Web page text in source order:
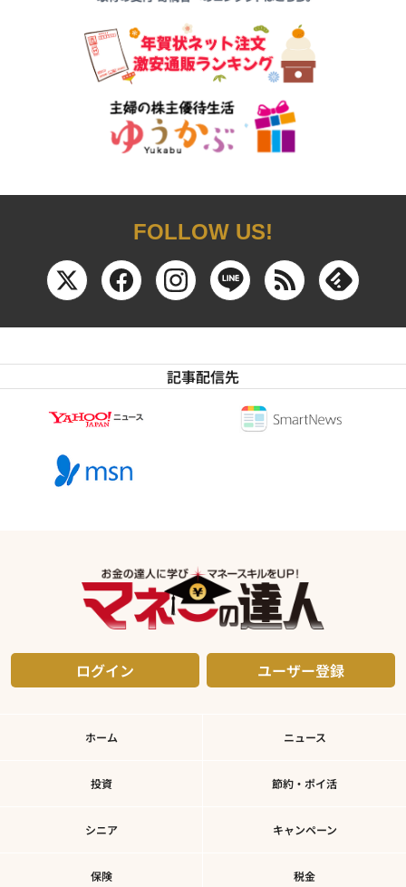
FOLLOW US!
記事配信先
ログイン ユーザー登録
ホーム ニュース
投資 節約・ポイ活
シニア キャンペーン
保険 税金